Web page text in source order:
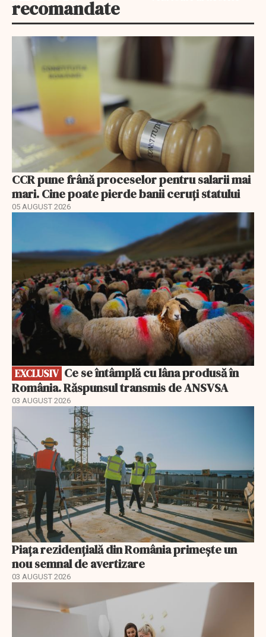
recomandate
CCR pune frână proceselor pentru salarii mai
mari. Cine poate pierde banii ceruți statului
05 AUGUST 2026
EXCLUSIV
România. Răspunsul transmis de ANSVSA
03 AUGUST 2026
Piața rezidențială din România primește un
nou semnal de avertizare
03 AUGUST 2026